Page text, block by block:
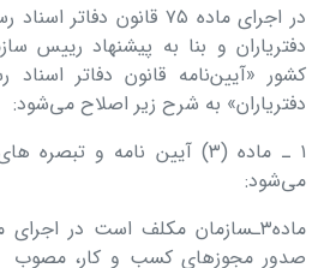
در اجرای ماده ۷۵ قانون
دفتریاران و بنا به پیشنهاد رییس
کشور «آیین‌نامه قانون دفاتر
دفتریاران» به شرح زیر اصلاح می‌شود:
۱ ـ‌ ماده (۳) آیین نامه و
می‌شود: